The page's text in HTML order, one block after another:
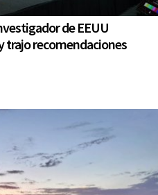
de EEUU
trajo recomendaciones